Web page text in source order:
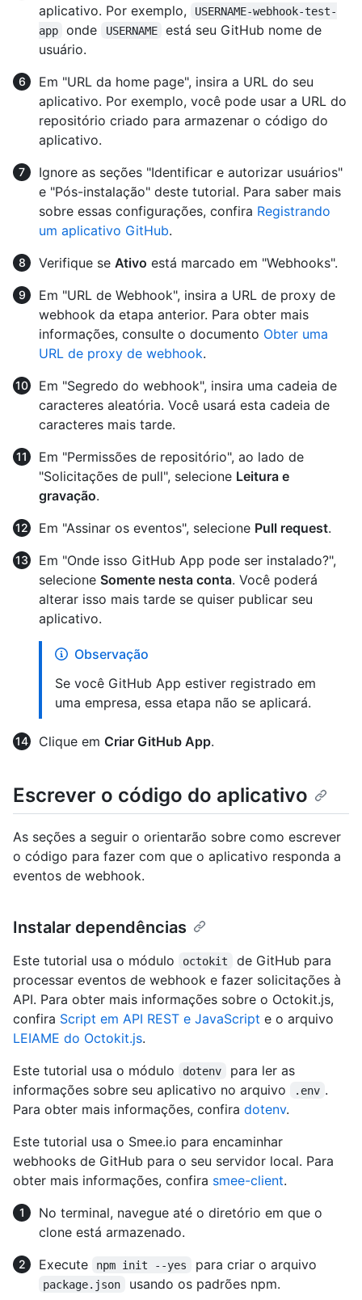
aplicativo. Por exemplo,
USERNAME-webhook-test-
app
onde USERNAME
está seu GitHub nome de
usuário.
Em "URL da home page", insira a URL do seu
aplicativo. Por exemplo, você pode usar a URL do
repositório criado para armazenar o código do
aplicativo.
Ignore as seções "Identificar e autorizar usuários"
e "Pós-instalação" deste tutorial. Para saber mais
sobre essas configurações, confira Registrando
um aplicativo GitHub.
Verifique se Ativo está marcado em "Webhooks".
Em "URL de Webhook", insira a URL de proxy de
webhook da etapa anterior. Para obter mais
informações, consulte o documento Obter uma
URL de proxy de webhook.
Em "Segredo do webhook", insira uma cadeia de
caracteres aleatória. Você usará esta cadeia de
caracteres mais tarde.
Em "Permissões de repositório", ao lado de
"Solicitações de pull", selecione Leitura e
gravação.
Em "Assinar os eventos", selecione Pull request.
Em "Onde isso GitHub App pode ser instalado?",
selecione Somente nesta conta. Você poderá
alterar isso mais tarde se quiser publicar seu
aplicativo.
Observação
Se você GitHub App estiver registrado em
uma empresa, essa etapa não se aplicará.
Clique em Criar GitHub App.
Escrever o código do aplicativo
As seções a seguir o orientarão sobre como escrever
o código para fazer com que o aplicativo responda a
eventos de webhook.
Instalar dependências
Este tutorial usa o módulo octokit
de GitHub para
processar eventos de webhook e fazer solicitações à
API. Para obter mais informações sobre o Octokit.js,
confira Script em API REST e JavaScript e o arquivo
LEIAME do Octokit.js.
Este tutorial usa o módulo
dotenv
para ler as
informações sobre seu aplicativo no arquivo
.env .
Para obter mais informações, confira dotenv.
Este tutorial usa o Smee.io para encaminhar
webhooks de GitHub para o seu servidor local. Para
obter mais informações, confira smee-client.
No terminal, navegue até o diretório em que o
clone está armazenado.
Execute
npm init --yes para criar o arquivo
package.json
usando os padrões npm.